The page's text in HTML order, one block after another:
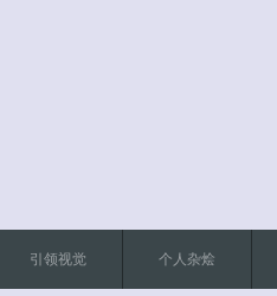
引领视觉 个人杂烩
客服小美